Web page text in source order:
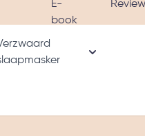
E-
book
categorie
voor Hoezen &
Toon